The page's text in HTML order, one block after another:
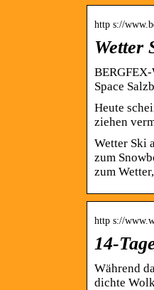
http s://
Wetter
Space
Heute
ziehen
Wetter Ski
zum
zum
http s://
14-
Während
dichte